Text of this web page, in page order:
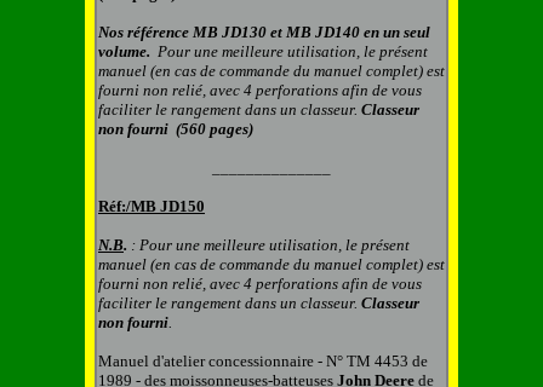
Nos référence MB JD130 et MB JD140 en un seul
volume. Pour une meilleure utilisation, le présent
manuel (en cas de commande du manuel complet) est
fourni non relié, avec 4 perforations afin de vous
faciliter le rangement dans un classeur. Classeur
non fourni (560 pages)
Réf:/MB JD150
N.B. : Pour une meilleure utilisation, le présent
manuel (en cas de commande du manuel complet) est
fourni non relié, avec 4 perforations afin de vous
faciliter le rangement dans un classeur. Classeur
non fourni.
Manuel d'atelier concessionnaire - N° TM 4453 de
1989 - des moissonneuses-batteuses John Deere de